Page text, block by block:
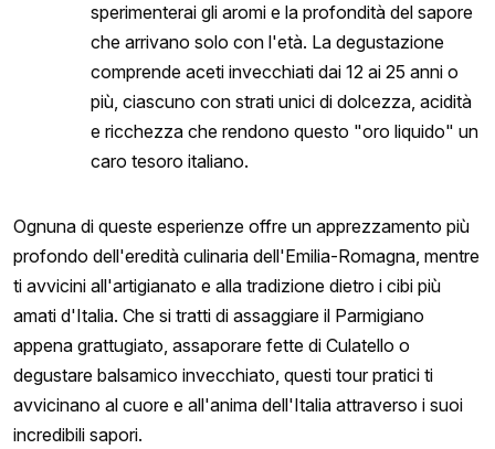
sperimenterai gli aromi e la profondità del sapore
che arrivano solo con l'età. La degustazione
comprende aceti invecchiati dai 12 ai 25 anni o
più, ciascuno con strati unici di dolcezza, acidità
e ricchezza che rendono questo "oro liquido" un
caro tesoro italiano.
Ognuna di queste esperienze offre un apprezzamento più
profondo dell'eredità culinaria dell'Emilia-Romagna, mentre
ti avvicini all'artigianato e alla tradizione dietro i cibi più
amati d'Italia. Che si tratti di assaggiare il Parmigiano
appena grattugiato, assaporare fette di Culatello o
degustare balsamico invecchiato, questi tour pratici ti
avvicinano al cuore e all'anima dell'Italia attraverso i suoi
incredibili sapori.